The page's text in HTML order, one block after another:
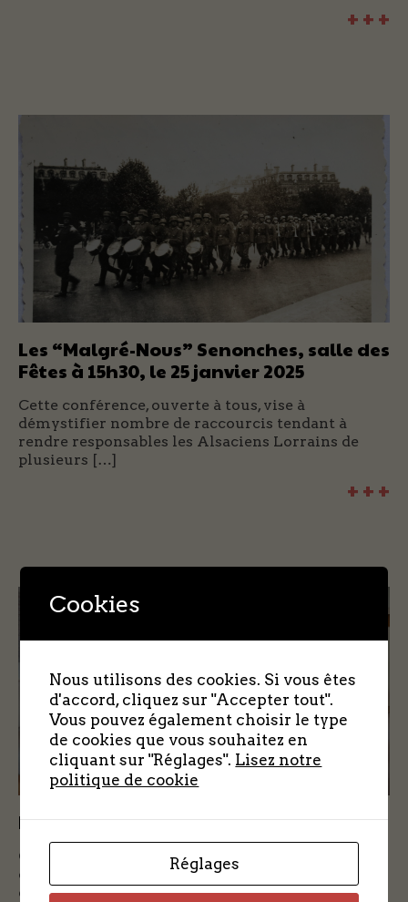
+ + +
Les “Malgré-Nous” Senonches, salle des
Fêtes à 15h30, le 25 janvier 2025
Cette conférence, ouverte à tous, vise à
démystifier nombre de raccourcis tendant à
rendre responsables les Alsaciens Lorrains de
plusieurs […]
+ + +
L’aviateur et l’adolescent
Cette conférence sera consacrée à la récupération
des aviateurs tombés durant l’Occupation et à cet
enjeu majeur pour les Alliés comme pour les
Cookies
Nous utilisons des cookies. Si vous êtes
d'accord, cliquez sur "Accepter tout".
Vous pouvez également choisir le type
de cookies que vous souhaitez en
cliquant sur "Réglages". Lisez notre
politique de cookie
Réglages